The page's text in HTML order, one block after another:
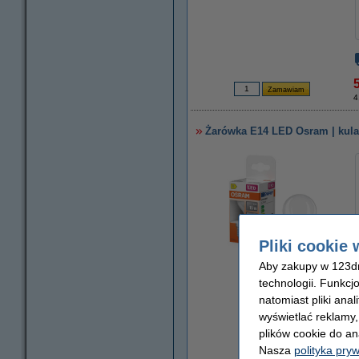
Żarówka E14 LED Osram |
powiększ
Pliki cookie
Aby zakupy w
technologii.
natomiast pliki
wyświetlać
plików cookie do
Nasza polityka